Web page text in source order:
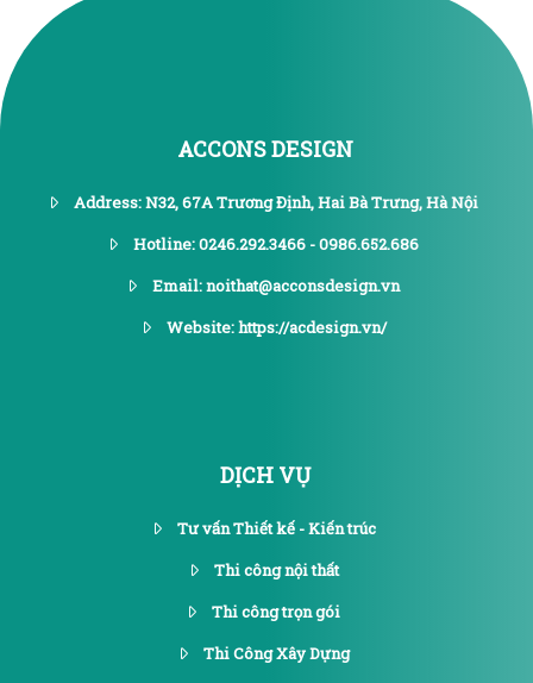
ACCONS DESIGN
Address: N32, 67A Trương Định, Hai Bà Trưng, Hà Nội
Hotline: 0246.292.3466 - 0986.652.686
Email: noithat@acconsdesign.vn
Website: https://acdesign.vn/
DỊCH VỤ
Tư vấn Thiết kế - Kiến trúc
Thi công nội thất
Thi công trọn gói
Thi Công Xây Dựng